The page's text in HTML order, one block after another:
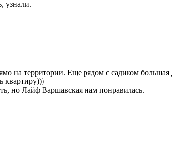
узнали.
на территории. Еще рядом с садиком
квартиру)))
но Лайф Варшавская нам понравилась.